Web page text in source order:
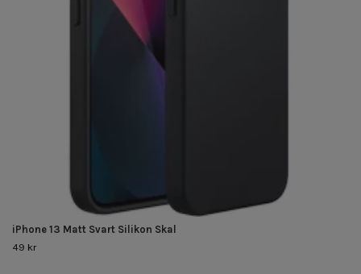
iPhone 13 Matt Svart Silikon Skal
49 kr